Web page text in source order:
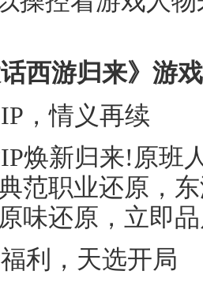
话西游归来》游
，情义再续
焕新归来!原班
范职业还原，
味还原，立即
利，天选开局